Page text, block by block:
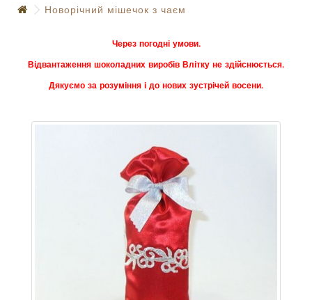
Новорічний мішечок з чаєм
Через погодні умови.
Відвантаження шоколадних виробів Влітку не здійснюється.
Дякуємо за розуміння і до нових зустрічей восени.